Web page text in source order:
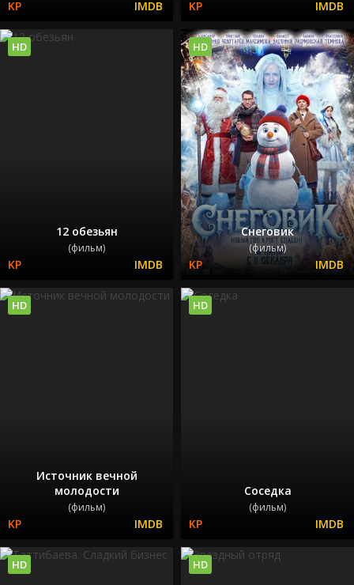
12 обезьян
(фильм)
HD
Снеговик
(фильм)
HD
Источник вечной
молодости
(фильм)
HD
Соседка
(фильм)
HD
HD HD